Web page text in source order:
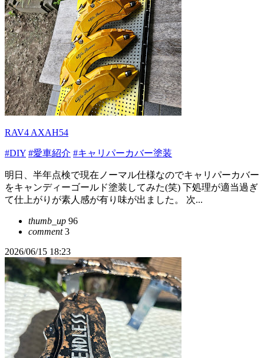
RAV4 AXAH54
#DIY #愛車紹介 #キャリパーカバー塗装
明日、半年点検で現在ノーマル仕様なのでキャリパーカバー
をキャンディーゴールド塗装してみた(笑) 下処理が適当過ぎ
て仕上がりが素人感が有り味が出ました。 次...
thumb_up 96
comment3
2026/06/15 18:23